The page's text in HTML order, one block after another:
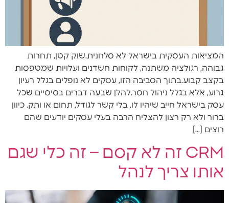
המציאות העסקית בישראל לא סלחנית.שוק קטן, תחרות
גבוהה, רגולציה משתנה, לקוחות חשדנים ועלויות שמטפסות
בקצב קבוע.בתוך הסביבה הזו, עסקים לא נופלים בגלל רעיון
גרוע, אלא בגלל ניהול חסר.להלן שבעה דברים בסיסיים שכל
עסק בישראל חייב שיהיו לו, בלי קשר לגודל, תחום או ותק. כיוון
ברור ולא רק רצון להצליח הרבה בעלי עסקים יודעים שהם
רוצים […]
CRM זה לא קסם – זה כלי שגם
אותו צריך לנהל